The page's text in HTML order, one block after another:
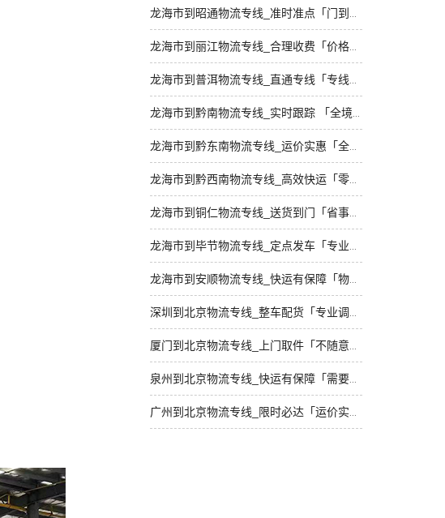
龙海市到昭通物流专线_准时准点「门到门配送」
龙海市到丽江物流专线_合理收费「价格透明」
龙海市到普洱物流专线_直通专线「专线直达」
龙海市到黔南物流专线_实时跟踪 「全境配送」
龙海市到黔东南物流专线_运价实惠「全境配送」
龙海市到黔西南物流专线_高效快运「零担配货」
龙海市到铜仁物流专线_送货到门「省事省心」
龙海市到毕节物流专线_定点发车「专业靠谱」
龙海市到安顺物流专线_快运有保障「物流拼车」
深圳到北京物流专线_整车配货「专业调车」
厦门到北京物流专线_上门取件「不随意加价」
泉州到北京物流专线_快运有保障「需要几天」
广州到北京物流专线_限时必达「运价实惠」